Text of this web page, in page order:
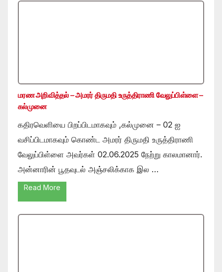
மரண அறிவித்தல் – அமரர் திருமதி உருத்திராணி வேலுப்பிள்ளை –
கல்முனை
கதிரவெளியை பிறப்பிடமாகவும் ,கல்முனை – 02 ஐ
வசிப்பிடமாகவும் கொண்ட அமரர் திருமதி உருத்திராணி
வேலுப்பிள்ளை அவர்கள் 02.06.2025 நேற்று காலமானார்.
அன்னாரின் பூதவுடல் அஞ்சலிக்காக இல …
Read More